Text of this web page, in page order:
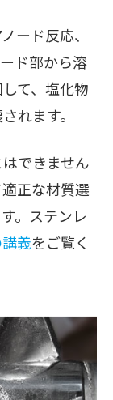
ード反応、
ド部から溶
て、塩化物
れます。
できません
正な材質選
。ステンレ
義をご覧く